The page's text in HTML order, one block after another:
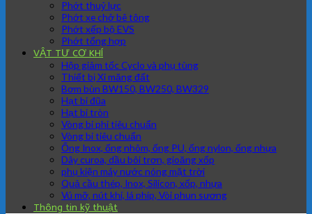
Phớt thuỷ lực
Phớt xe chở bê tông
Phớt xếp bộ EVS
Phớt tổng hợp
VẬT TƯ CƠ KHÍ
Hộp giảm tốc Cyclo và phụ tùng
Thiết bị Xi măng đất
Bơm bùn BW150, BW250, BW329
Hạt bi đũa
Hạt bi tròn
Vòng bi phi tiêu chuẩn
Vòng bi tiêu chuẩn
Ống Inox, ống nhôm, ống PU, ống nylon, ống nhựa
Dây curoa, dầu bôi trơn, gioăng xốp
phụ kiện máy nước nóng mặt trời
Quả cầu thép, Inox, Silicon, xốp, nhựa
Vú mỡ, nút khí, lá phíp, Vòi phun sương
Thông tin kỹ thuật